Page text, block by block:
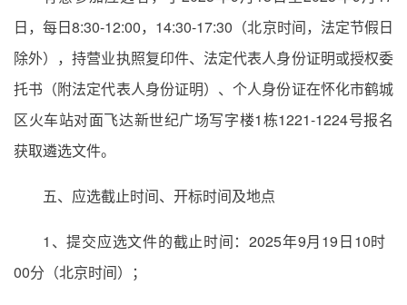
日，每日8:30-12:00，14:30-17:30（北京时间，法定节假日
除外），持营业执照复印件、法定代表人身份证明或授权委
托书（附法定代表人身份证明）、个人身份证在怀化市鹤城
区火车站对面飞达新世纪广场写字楼1栋1221-1224号报名
获取遴选文件。
五、应选截止时间、开标时间及地点
1、提交应选文件的截止时间：2025年9月19日10时
00分（北京时间）；